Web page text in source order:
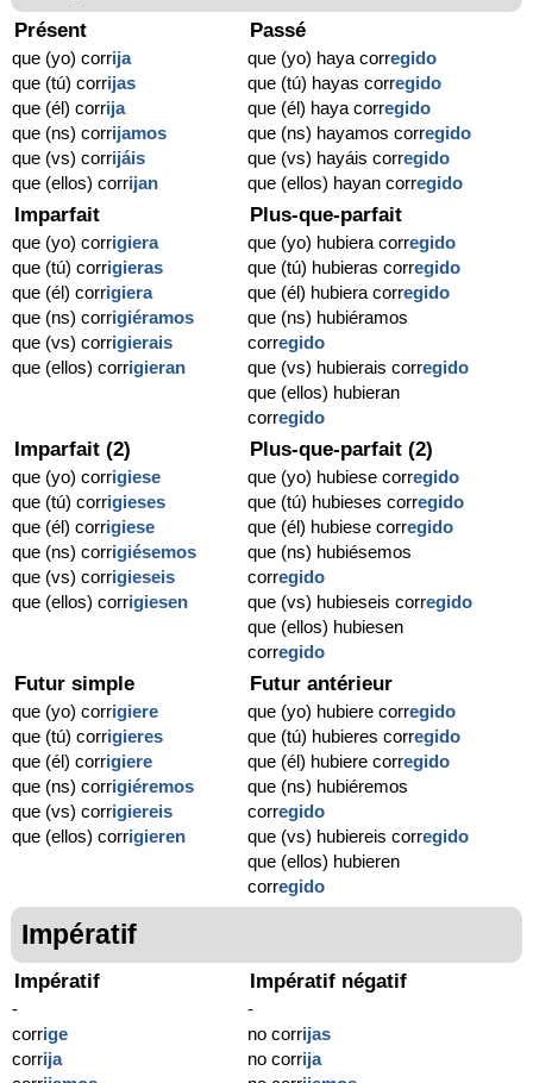
Présent
que (yo) corrija
que (tú) corrijas
que (él) corrija
que (ns) corrijamos
que (vs) corrijáis
que (ellos) corrijan
Passé
que (yo) haya corregido
que (tú) hayas corregido
que (él) haya corregido
que (ns) hayamos corregido
que (vs) hayáis corregido
que (ellos) hayan corregido
Imparfait
que (yo) corrigiera
que (tú) corrigieras
que (él) corrigiera
que (ns) corrigiéramos
que (vs) corrigierais
que (ellos) corrigieran
Plus-que-parfait
que (yo) hubiera corregido
que (tú) hubieras corregido
que (él) hubiera corregido
que (ns) hubiéramos
corregido
que (vs) hubierais corregido
que (ellos) hubieran
corregido
Imparfait (2)
que (yo) corrigiese
que (tú) corrigieses
que (él) corrigiese
que (ns) corrigiésemos
que (vs) corrigieseis
que (ellos) corrigiesen
Plus-que-parfait (2)
que (yo) hubiese corregido
que (tú) hubieses corregido
que (él) hubiese corregido
que (ns) hubiésemos
corregido
que (vs) hubieseis corregido
que (ellos) hubiesen
corregido
Futur simple
que (yo) corrigiere
que (tú) corrigieres
que (él) corrigiere
que (ns) corrigiéremos
que (vs) corrigiereis
que (ellos) corrigieren
Futur antérieur
que (yo) hubiere corregido
que (tú) hubieres corregido
que (él) hubiere corregido
que (ns) hubiéremos
corregido
que (vs) hubiereis corregido
que (ellos) hubieren
corregido
Impératif
Impératif
-
corrige
corrija
Impératif négatif
-
no corrijas
no corrija